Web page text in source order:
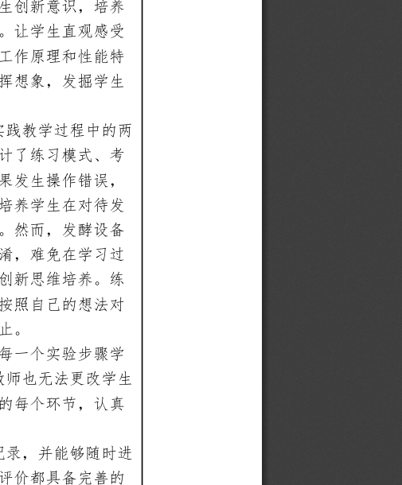
创新意识，培养
让学生直观感受
作原理和性能特
想象，发掘学生
教学过程中的两
了练习模式、考
发生操作错误，
养学生在对待发
然而，发酵设备
，难免在学习过
新思维培养。练
照自己的想法对
。
一个实验步骤学
也无法更改学生
每个环节，认真
，并能够随时进
价都具备完善的